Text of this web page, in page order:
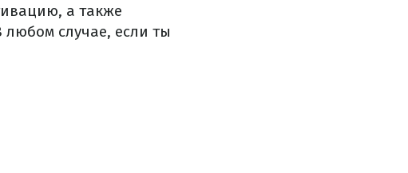
а также
любом случае, если ты